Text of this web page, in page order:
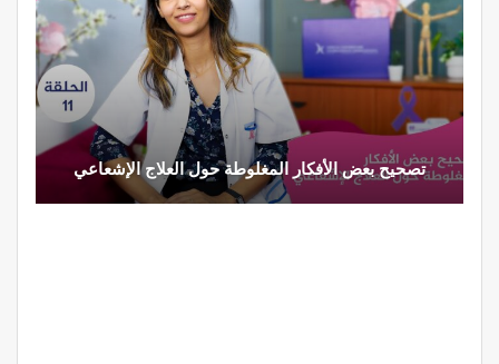
تصحيح بعض الأفكار المغلوطة حول العلاج الإشعاعي